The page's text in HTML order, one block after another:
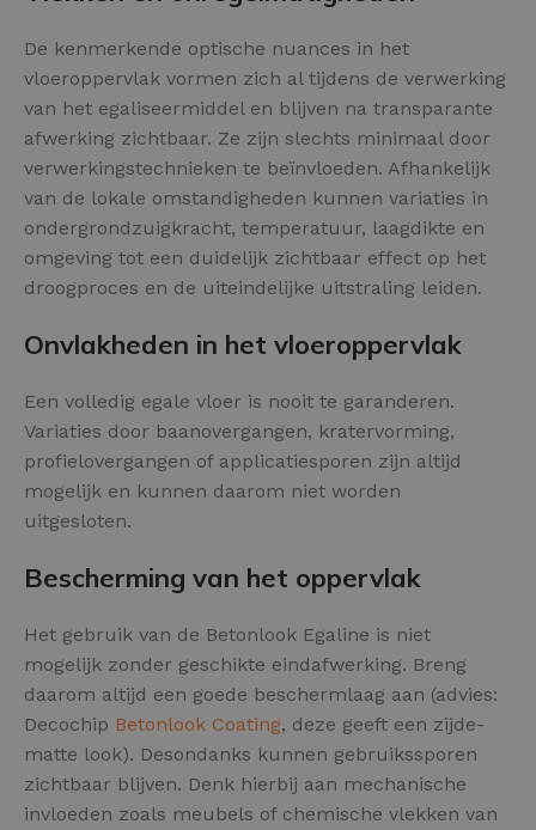
De kenmerkende optische nuances in het
vloeroppervlak vormen zich al tijdens de verwerking
van het egaliseermiddel en blijven na transparante
afwerking zichtbaar. Ze zijn slechts minimaal door
verwerkingstechnieken te beïnvloeden. Afhankelijk
van de lokale omstandigheden kunnen variaties in
ondergrondzuigkracht, temperatuur, laagdikte en
omgeving tot een duidelijk zichtbaar effect op het
droogproces en de uiteindelijke uitstraling leiden.
Onvlakheden in het vloeroppervlak
Een volledig egale vloer is nooit te garanderen.
Variaties door baanovergangen, kratervorming,
profielovergangen of applicatiesporen zijn altijd
mogelijk en kunnen daarom niet worden
uitgesloten.
Bescherming van het oppervlak
Het gebruik van de Betonlook Egaline is niet
mogelijk zonder geschikte eindafwerking. Breng
daarom altijd een goede beschermlaag aan (advies:
Decochip Betonlook Coating, deze geeft een zijde-
matte look). Desondanks kunnen gebruikssporen
zichtbaar blijven. Denk hierbij aan mechanische
invloeden zoals meubels of chemische vlekken van